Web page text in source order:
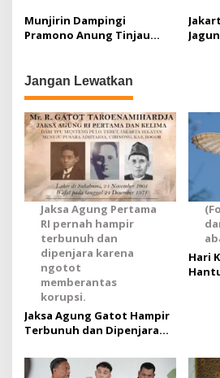
Peserta
Munjirin Dampingi
Pramono Anung Tinjau
Kramatjati
Jangan Lewatkan
Jaksa Agung Pertama
RI pernah hampir
terbunuh dan
dipenjara karena
ngotot
memberantas
korupsi.
Jaksa Agung Gatot Hampir
Terbunuh dan Dipenjara
Korupsi
Hari